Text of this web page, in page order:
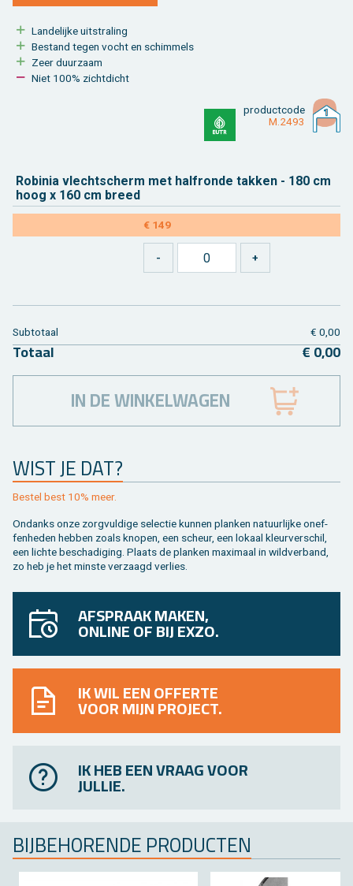
Lan­de­lij­ke uit­stra­ling
Be­stand tegen vocht en schim­mels
Zeer duur­zaam
Niet 100% zicht­dicht
product­code
M.2493
Ro­bi­nia vlecht­scherm met half­ron­de tak­ken - 180 cm
hoog x 160 cm breed
€ 149
WIST JE DAT?
Be­stel best 10% meer.
On­danks onze zorg­vul­di­ge se­lec­tie kun­nen plan­ken na­tuur­lij­ke on­ef­
fen­he­den heb­ben zoals kno­pen, een scheur, een lo­kaal kleur­ver­schil,
een lich­te be­scha­di­ging. Plaats de plan­ken maxi­maal in wild­ver­band,
zo heb je het min­ste ver­zaagd ver­lies.
Sub­to­taal € 0,00
To­taal € 0,00
IN DE WINKELWAGEN
AFSPRAAK MAKEN,
ONLINE OF BIJ EXZO.
IK WIL EEN OFFERTE
VOOR MIJN PROJECT.
IK HEB EEN VRAAG VOOR
JULLIE.
BIJ­BE­HO­REN­DE PRO­DUC­TEN